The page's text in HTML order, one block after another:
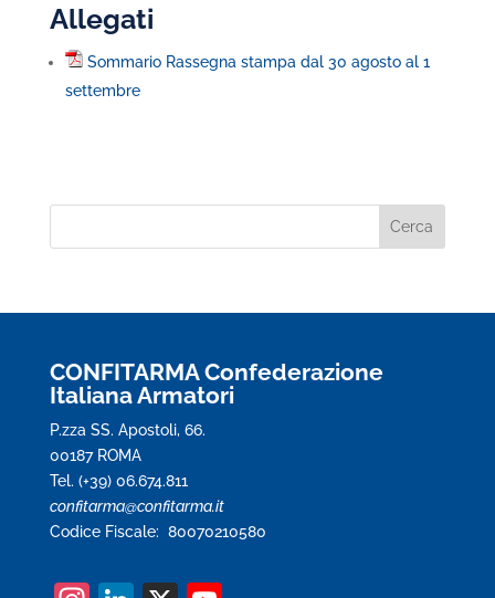
Allegati
Sommario Rassegna stampa dal 30 agosto al 1
settembre
CONFITARMA Confederazione
Italiana Armatori
P.zza SS. Apostoli, 66.
00187 ROMA
Tel. (+39) 06.674.811
confitarma@confitarma.it
Codice Fiscale: 80070210580